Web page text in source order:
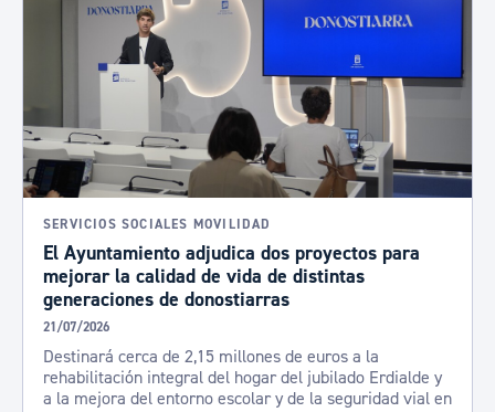
SERVICIOS SOCIALES MOVILIDAD
El Ayuntamiento adjudica dos proyectos para
mejorar la calidad de vida de distintas
generaciones de donostiarras
21/07/2026
Destinará cerca de 2,15 millones de euros a la
rehabilitación integral del hogar del jubilado Erdialde y
a la mejora del entorno escolar y de la seguridad vial en